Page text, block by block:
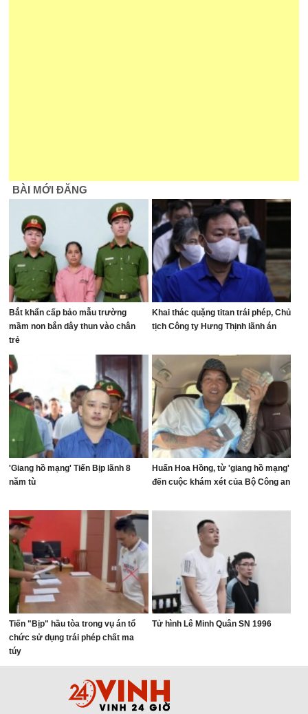
BÀI MỚI ĐĂNG
Bắt khẩn cấp bảo mẫu trường
mầm non bắn dây thun vào chân
trẻ
Khai thác quặng titan trái phép, Chủ
tịch Công ty Hưng Thịnh lãnh án
'Giang hồ mạng' Tiến Bịp lãnh 8
năm tù
Huấn Hoa Hồng, từ 'giang hồ mạng'
đến cuộc khám xét của Bộ Công an
Tiến "Bịp" hầu tòa trong vụ án tổ
chức sử dụng trái phép chất ma
túy
Tử hình Lê Minh Quân SN 1996